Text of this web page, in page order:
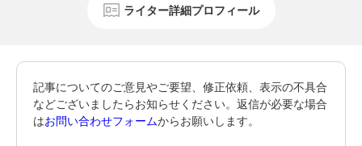
ライター詳細プロフィール
記事についてのご意見やご要望、修正依頼、表示の不具合
などございましたらお知らせください。返信が必要な場合
はお問い合わせフォームからお願いします。